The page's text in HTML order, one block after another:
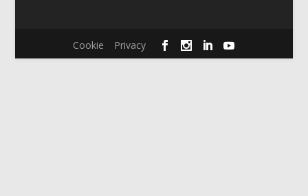
Cookie Privacy